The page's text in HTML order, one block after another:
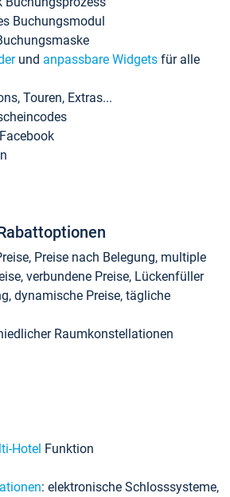
Buchungsmodul
und anpassbare Widgets für alle
Touren, Extras...
Preise nach Belegung, multiple
verbundene Preise, Lückenfüller
dynamische Preise, tägliche
Raumkonstellationen
Hotel Funktion
: elektronische Schlosssysteme,